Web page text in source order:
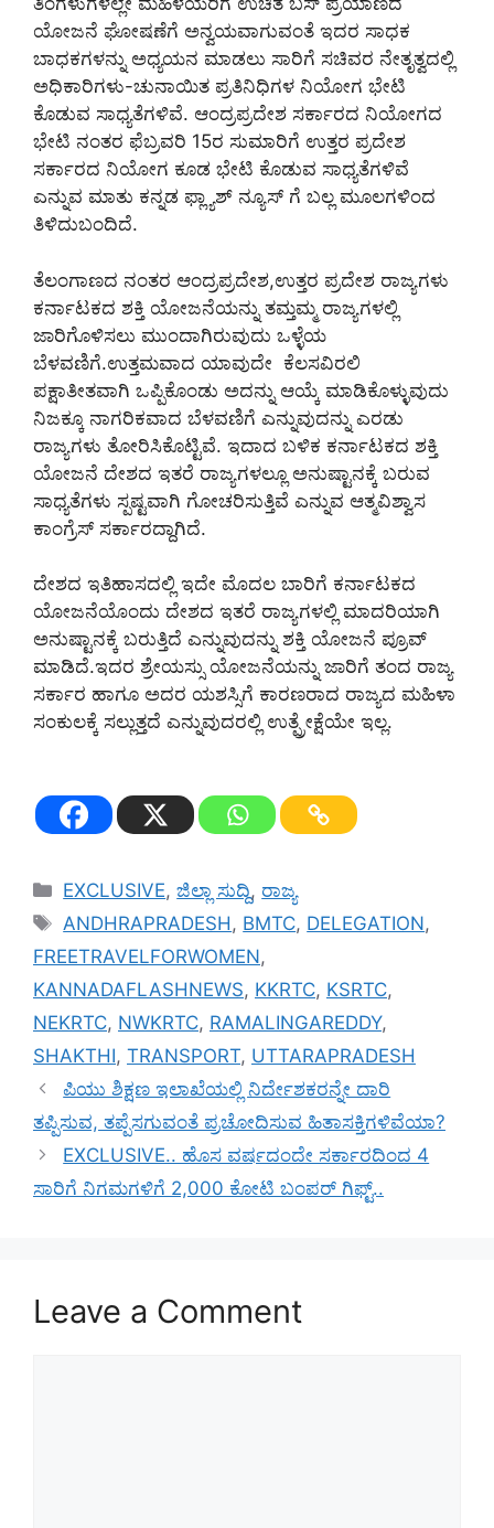
ಯೋಜನೆ ಘೋಷಣೆಗೆ ಅನ್ವಯವಾಗುವಂತೆ ಇದರ ಸಾಧಕ
ಬಾಧಕಗಳನ್ನು ಅಧ್ಯಯನ ಮಾಡಲು ಸಾರಿಗೆ ಸಚಿವರ ನೇತೃತ್ವದಲ್ಲಿ
ಅಧಿಕಾರಿಗಳು-ಚುನಾಯಿತ ಪ್ರತಿನಿಧಿಗಳ ನಿಯೋಗ ಭೇಟಿ
ಕೊಡುವ ಸಾಧ್ಯತೆಗಳಿವೆ. ಆಂದ್ರಪ್ರದೇಶ ಸರ್ಕಾರದ ನಿಯೋಗದ
ಭೇಟಿ ನಂತರ ಫೆಬ್ರವರಿ 15ರ ಸುಮಾರಿಗೆ ಉತ್ತರ ಪ್ರದೇಶ
ಸರ್ಕಾರದ ನಿಯೋಗ ಕೂಡ ಭೇಟಿ ಕೊಡುವ ಸಾಧ್ಯತೆಗಳಿವೆ
ಎನ್ನುವ ಮಾತು ಕನ್ನಡ ಫ್ಲ್ಯಾಶ್ ನ್ಯೂಸ್ ಗೆ ಬಲ್ಲ ಮೂಲಗಳಿಂದ
ತಿಳಿದುಬಂದಿದೆ.
ತೆಲಂಗಾಣದ ನಂತರ ಆಂದ್ರಪ್ರದೇಶ,ಉತ್ತರ ಪ್ರದೇಶ ರಾಜ್ಯಗಳು
ಕರ್ನಾಟಕದ ಶಕ್ತಿ ಯೋಜನೆಯನ್ನು ತಮ್ತಮ್ಮ ರಾಜ್ಯಗಳಲ್ಲಿ
ಜಾರಿಗೊಳಿಸಲು ಮುಂದಾಗಿರುವುದು ಒಳ್ಳೆಯ
ಬೆಳವಣಿಗೆ.ಉತ್ತಮವಾದ ಯಾವುದೇ ಕೆಲಸವಿರಲಿ
ಪಕ್ಷಾತೀತವಾಗಿ ಒಪ್ಪಿಕೊಂಡು ಅದನ್ನು ಆಯ್ಕೆ ಮಾಡಿಕೊಳ್ಳುವುದು
ನಿಜಕ್ಕೂ ನಾಗರಿಕವಾದ ಬೆಳವಣಿಗೆ ಎನ್ನುವುದನ್ನು ಎರಡು
ರಾಜ್ಯಗಳು ತೋರಿಸಿಕೊಟ್ಟಿವೆ. ಇದಾದ ಬಳಿಕ ಕರ್ನಾಟಕದ ಶಕ್ತಿ
ಯೋಜನೆ ದೇಶದ ಇತರೆ ರಾಜ್ಯಗಳಲ್ಲೂ ಅನುಷ್ಟಾನಕ್ಕೆ ಬರುವ
ಸಾಧ್ಯತೆಗಳು ಸ್ಪಷ್ಟವಾಗಿ ಗೋಚರಿಸುತ್ತಿವೆ ಎನ್ನುವ ಆತ್ಮವಿಶ್ವಾಸ
ಕಾಂಗ್ರೆಸ್ ಸರ್ಕಾರದ್ದಾಗಿದೆ.
ದೇಶದ ಇತಿಹಾಸದಲ್ಲಿ ಇದೇ ಮೊದಲ ಬಾರಿಗೆ ಕರ್ನಾಟಕದ
ಯೋಜನೆಯೊಂದು ದೇಶದ ಇತರೆ ರಾಜ್ಯಗಳಲ್ಲಿ ಮಾದರಿಯಾಗಿ
ಅನುಷ್ಟಾನಕ್ಕೆ ಬರುತ್ತಿದೆ ಎನ್ನುವುದನ್ನು ಶಕ್ತಿ ಯೋಜನೆ ಪ್ರೂವ್
ಮಾಡಿದೆ.ಇದರ ಶ್ರೇಯಸ್ಸು ಯೋಜನೆಯನ್ನು ಜಾರಿಗೆ ತಂದ ರಾಜ್ಯ
ಸರ್ಕಾರ ಹಾಗೂ ಅದರ ಯಶಸ್ಸಿಗೆ ಕಾರಣರಾದ ರಾಜ್ಯದ ಮಹಿಳಾ
ಸಂಕುಲಕ್ಕೆ ಸಲ್ಲುತ್ತದೆ ಎನ್ನುವುದರಲ್ಲಿ ಉತ್ಪ್ರೇಕ್ಷೆಯೇ ಇಲ್ಲ.
Categories
EXCLUSIVE,ಜಿಲ್ಲಾ ಸುದ್ದಿ, ರಾಜ್ಯ
Tags
ANDHRAPRADESH , BMTC, DELEGATION,
FREETRAVELFORWOMEN,
KANNADAFLASHNEWS, KKRTC, KSRTC,
NEKRTC, NWKRTC, RAMALINGAREDDY,
SHAKTHI, TRANSPORT, UTTARAPRADESH
ಪಿಯು ಶಿಕ್ಷಣ ಇಲಾಖೆಯಲ್ಲಿ ನಿರ್ದೇಶಕರನ್ನೇ ದಾರಿ
ತಪ್ಪಿಸುವ, ತಪ್ಪೆಸಗುವಂತೆ ಪ್ರಚೋದಿಸುವ ಹಿತಾಸಕ್ತಿಗಳಿವೆಯಾ?
EXCLUSIVE.. ಹೊಸ ವರ್ಷದಂದೇ ಸರ್ಕಾರದಿಂದ 4
ಸಾರಿಗೆ ನಿಗಮಗಳಿಗೆ 2,000 ಕೋಟಿ ಬಂಪರ್ ಗಿಫ್ಟ್..
Leave a Comment